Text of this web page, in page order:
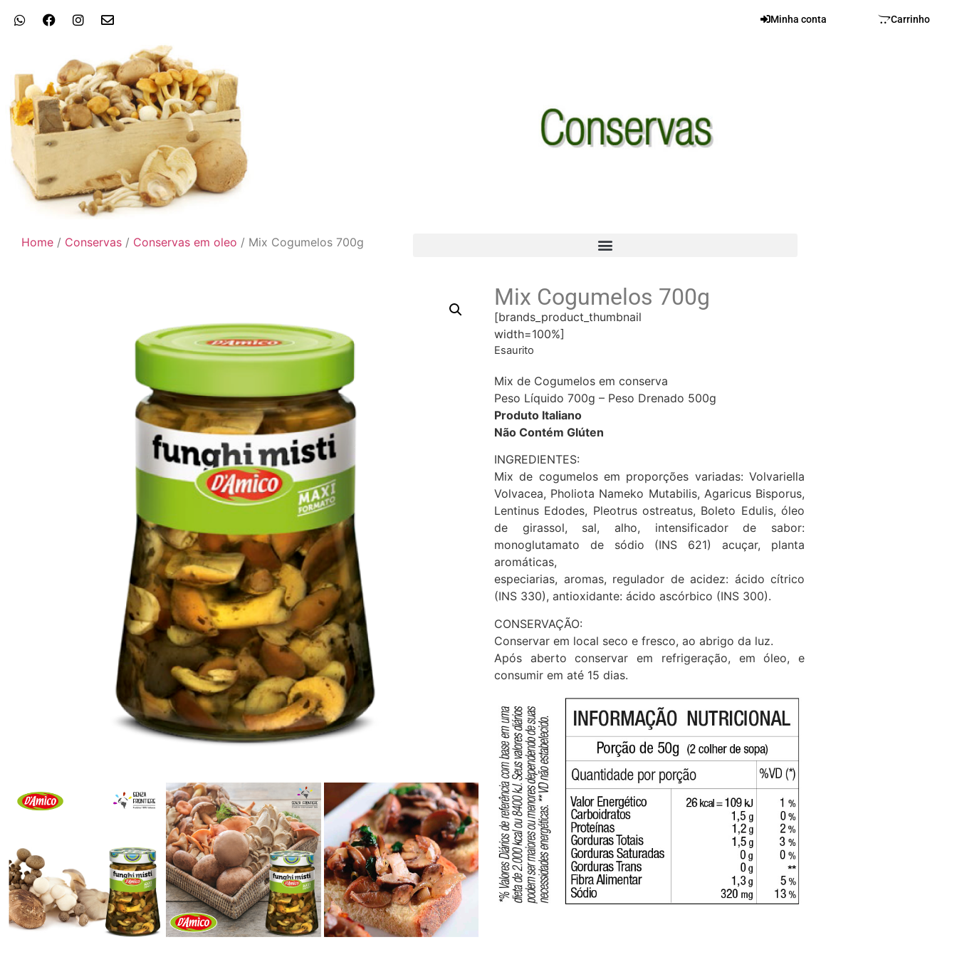
Minha conta Carrinho
Home / Conservas / Conservas em oleo / Mix Cogumelos 700g
Mix Cogumelos 700g
[brands_product_thumbnail
width=100%]
Esaurito
Mix de Cogumelos em conserva
Peso Líquido 700g – Peso Drenado 500g
Produto Italiano
Não Contém Glúten
INGREDIENTES:
Mix de cogumelos em proporções variadas: Volvariella
Volvacea, Pholiota Nameko Mutabilis, Agaricus Bisporus,
Lentinus Edodes, Pleotrus ostreatus, Boleto Edulis, óleo
de girassol, sal, alho, intensificador de sabor:
monoglutamato de sódio (INS 621) acuçar, planta
aromáticas,
especiarias, aromas, regulador de acidez: ácido cítrico
(INS 330), antioxidante: ácido ascórbico (INS 300).
CONSERVAÇÃO:
Conservar em local seco e fresco, ao abrigo da luz.
Após aberto conservar em refrigeração, em óleo, e
consumir em até 15 dias.